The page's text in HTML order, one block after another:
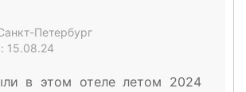
Петербург
15.08.24
в этом отеле летом 2024